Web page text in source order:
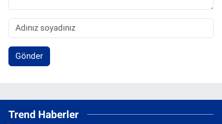
Gönder
Trend Haberler